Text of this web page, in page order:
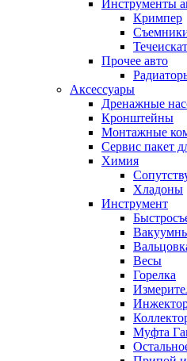
Инструменты
Кримпер
Прочее авто
Аксессуары
Дренажные
Кронштейны
Монтажные
Сервис пакет
Химия
Хладоны
Инструмент
Весы
Горелка
Муфта